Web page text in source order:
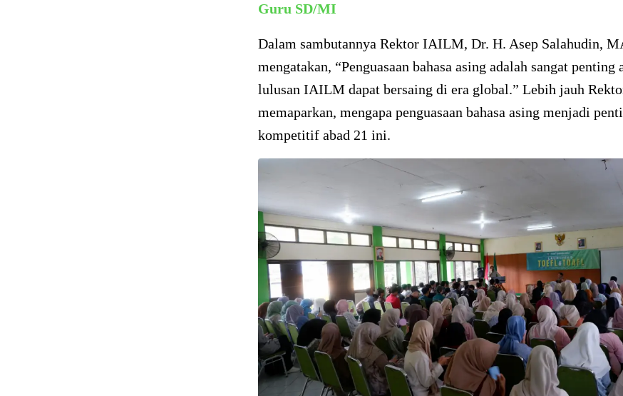
Guru SD/MI
Dalam sambutannya Rektor IAILM, Dr. H. Asep Salahudin,
mengatakan, “Penguasaan bahasa asing adalah sangat penting
lulusan IAILM dapat bersaing di era global.” Lebih jauh
memaparkan, mengapa penguasaan bahasa asing menjadi
kompetitif abad 21 ini.